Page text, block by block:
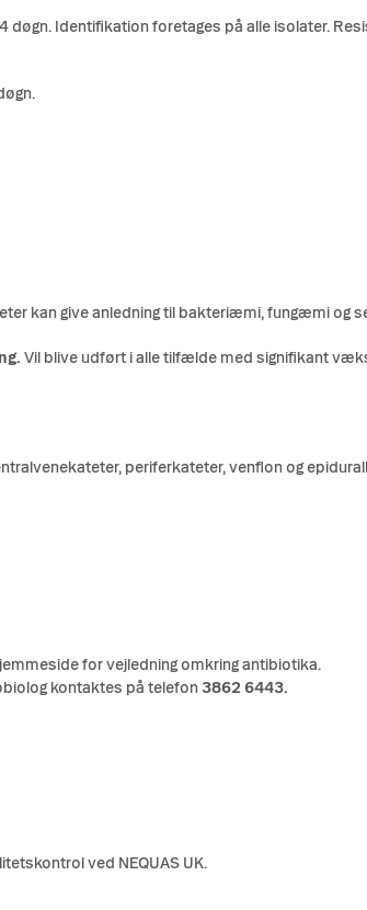
døgn. Identifikation foretages på alle isolater.
kan give anledning til bakteriæmi, fungæmi og
. Vil blive udført i alle tilfælde med signifikant
periferkateter, venflon og
for vejledning omkring antibiotika.
kontaktes på telefon 3862 6443.
ved NEQUAS UK.